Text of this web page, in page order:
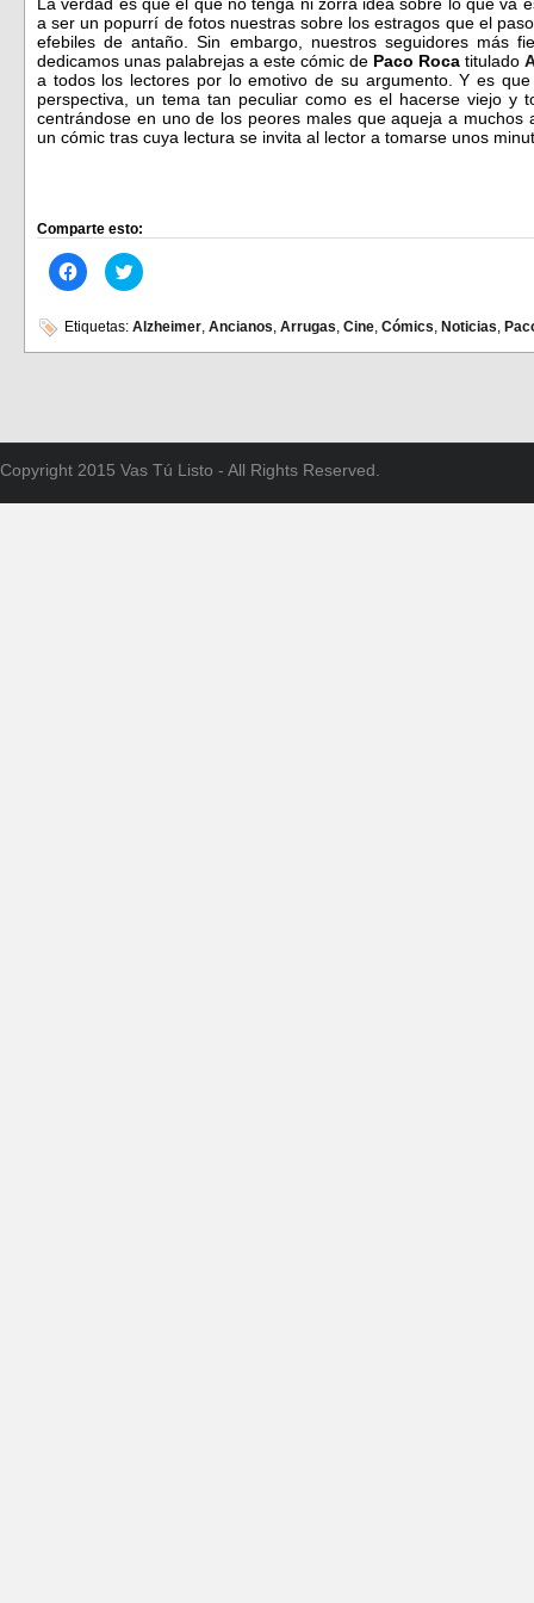
a ser un popurrí de fotos nuestras sobre los estragos que el
efebiles de antaño. Sin embargo, nuestros seguidores más
dedicamos unas palabrejas a este cómic de Paco Roca titulado
a todos los lectores por lo emotivo de su argumento. Y es
perspectiva, un tema tan peculiar como es el hacerse viejo y
centrándose en uno de los peores males que aqueja a muchos
un cómic tras cuya lectura se invita al lector a tomarse unos
Comparte esto:
Haz
clic
en
Facebook
(Se
Haz
clic
en
(Se
Etiquetas: Alzheimer Ancianos Arrugas Cine Cómics Noticias
Copyright 2015 Vas Tú Listo - All Rights Reserved.